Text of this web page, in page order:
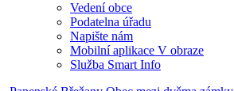
Vedení obce
Podatelna úřadu
Napište nám
Mobilní aplikace V obraze
Služba Smart Info